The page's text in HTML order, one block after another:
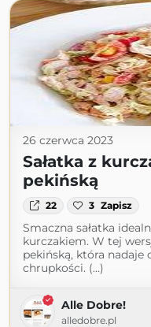
26 czerwca 2023
Sałatka z
pekińską
22 3 Zapisz
Smaczna sałatka
kurczakiem. W tej
pekińską, która nadaje
chrupkości. (...)
Alle Dobre!
alledobre.pl